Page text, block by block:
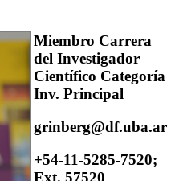
Miembro Carrera
del Investigador
Científico Categoría
Inv. Principal
grinberg@df.uba.ar
+54-11-5285-7520;
Ext. 57520